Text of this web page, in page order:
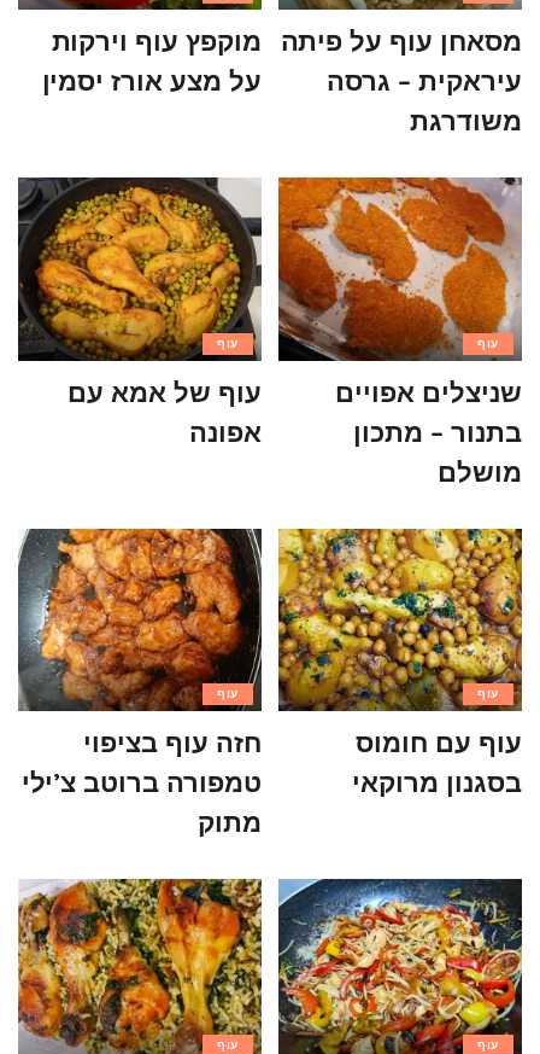
מסאחן עוף על פיתה
עיראקית – גרסה
משודרגת
מוקפץ עוף וירקות
על מצע אורז יסמין
עוף
שניצלים אפויים
בתנור – מתכון
מושלם
עוף
עוף של אמא עם
אפונה
עוף
עוף עם חומוס
בסגנון מרוקאי
עוף
חזה עוף בציפוי
טמפורה ברוטב צ’ילי
מתוק
עוף עוף